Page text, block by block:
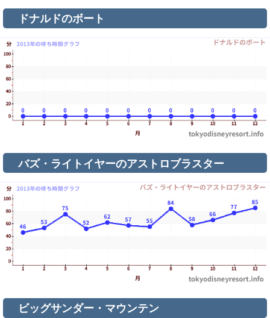
ドナルドのボート
バズ・ライトイヤーのアストロブラスター
ビッグサンダー・マウンテン